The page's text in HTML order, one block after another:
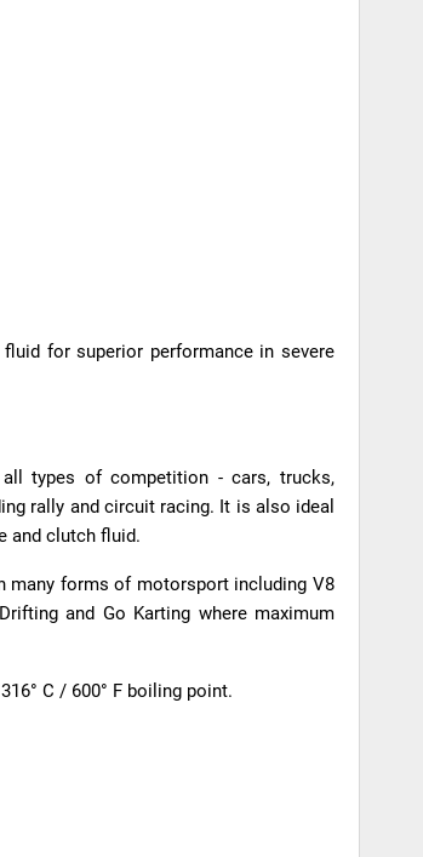
for superior performance in severe
types of competition - cars, trucks,
rally and circuit racing. It is also ideal
and clutch fluid.
many forms of motorsport including V8
and Go Karting where maximum
C / 600° F boiling point.